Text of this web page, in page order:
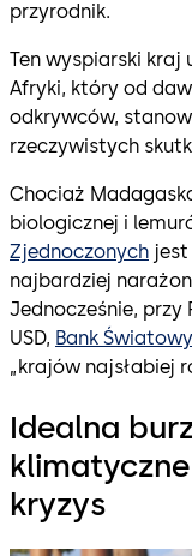
przyrodnik.
Ten wyspiarski kraj
Afryki, który od
odkrywców,
rzeczywistych
Chociaż
biologicznej i
Zjednoczonych
najbardziej
Jednocześnie, przy
USD, Bank Światowy
„krajów najsłabiej
Idealna
kryzys